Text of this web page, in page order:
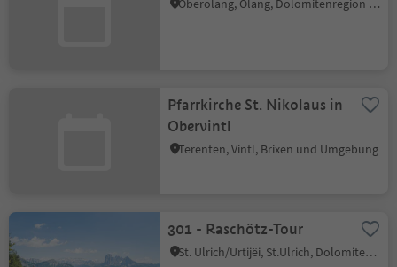
Oberolang, Olang, Dolomitenregion Kronplatz
Pfarrkirche St. Nikolaus in
Obervintl
Terenten, Vintl, Brixen und Umgebung
301 - Raschötz-Tour
St. Ulrich/Urtijëi, St.Ulrich, Dolomitenregion Gröden